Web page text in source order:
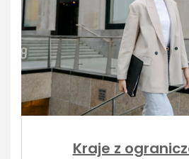
Kraje z